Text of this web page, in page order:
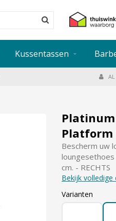
Kussentassen
Platinum
Platform
Bescherm uw
cm. - RECHTS
Bekijk
Varianten